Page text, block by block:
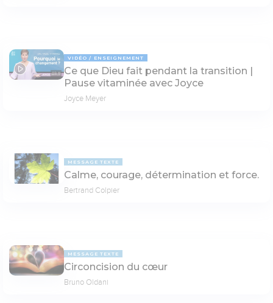
03:11
VIDÉO ENSEIGNEMENT
Ce que Dieu fait pendant la transition |
Pause vitaminée avec Joyce
Joyce Meyer
MESSAGE TEXTE
Calme, courage, détermination et force.
Bertrand Colpier
MESSAGE TEXTE
Circoncision du cœur
Bruno Oldani